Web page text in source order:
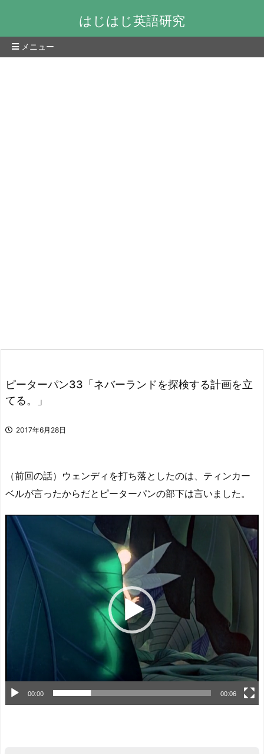
はじはじ英語研究
メニュー
ピーターパン33「ネバーランドを探検する計画を立
てる。」
2017年6月28日
（前回の話）ウェンディを打ち落としたのは、ティンカー
ベルが言ったからだとピーターパンの部下は言いました。
動
00:00 00:06